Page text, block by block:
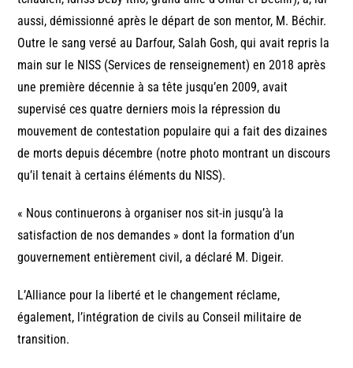
aussi, démissionné après le départ de son mentor, M. Béchir.
Outre le sang versé au Darfour, Salah Gosh, qui avait repris la
main sur le NISS (Services de renseignement) en 2018 après
une première décennie à sa tête jusqu’en 2009, avait
supervisé ces quatre derniers mois la répression du
mouvement de contestation populaire qui a fait des dizaines
de morts depuis décembre (notre photo montrant un discours
qu’il tenait à certains éléments du NISS).
« Nous continuerons à organiser nos sit-in jusqu’à la
satisfaction de nos demandes » dont la formation d’un
gouvernement entièrement civil, a déclaré M. Digeir.
L’Alliance pour la liberté et le changement réclame,
également, l’intégration de civils au Conseil militaire de
transition.